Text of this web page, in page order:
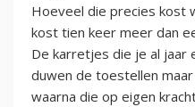
Hoeveel die precies kost
kost tien keer meer dan
De karretjes die je al jaar
duwen de toestellen
waarna die op eigen